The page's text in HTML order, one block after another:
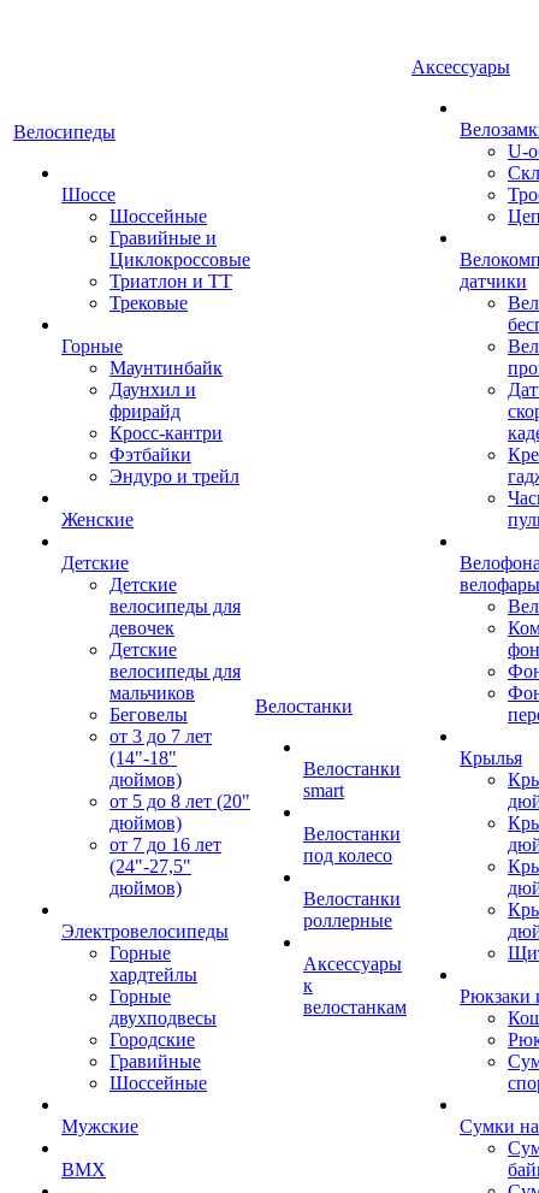
Велосипеды
Шоссе
Шоссейные
Гравийные и
Циклокроссовые
Триатлон и ТТ
Трековые
Горные
Маунтинбайк
Даунхил и
фрирайд
Кросс-кантри
Фэтбайки
Эндуро и трейл
Женские
Детские
Детские
велосипеды для
девочек
Детские
велосипеды для
мальчиков
Беговелы
от 3 до 7 лет
(14"-18"
дюймов)
от 5 до 8 лет (20"
дюймов)
от 7 до 16 лет
(24"-27,5"
дюймов)
Электровелосипеды
Горные
хардтейлы
Горные
двухподвесы
Городские
Гравийные
Шоссейные
Мужские
BMX
Велостанки
Велостанки
smart
Велостанки
под колесо
Велостанки
роллерные
Аксессуары
к
велостанкам
Аксессуары
U-
датчики
велофары
Крылья
Рюкзаки
Сумки